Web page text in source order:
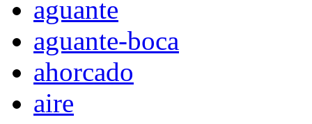
aguante
aguante-boca
ahorcado
aire